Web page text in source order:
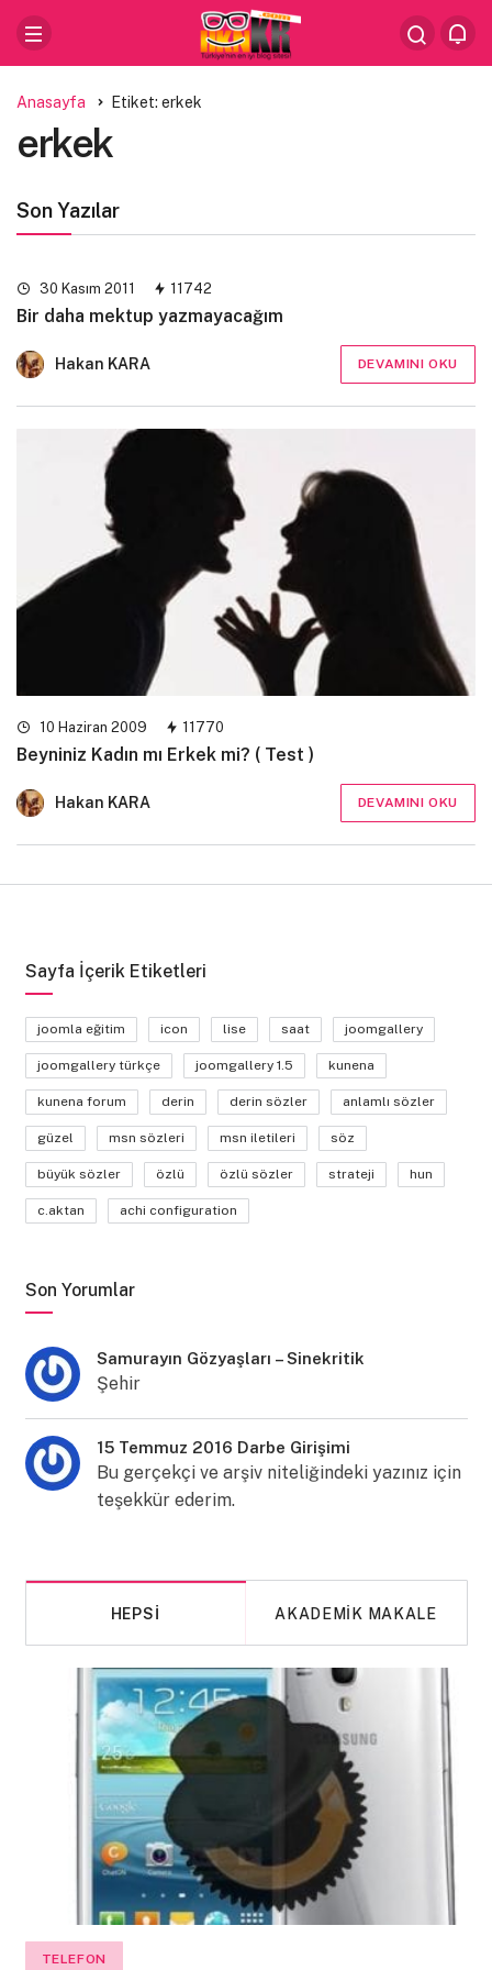
Anasayfa Etiket: erkek
erkek
Son Yazılar
30 Kasım 2011 11742
Bir daha mektup yazmayacağım
Hakan KARA DEVAMINI OKU
10 Haziran 2009 11770
Beyniniz Kadın mı Erkek mi? ( Test )
Hakan KARA DEVAMINI OKU
Sayfa İçerik Etiketleri
joomla eğitim icon lise saat joomgallery
joomgallery türkçe joomgallery 1.5 kunena
kunena forum derin derin sözler anlamlı sözler
güzel msn sözleri msn iletileri söz
büyük sözler özlü özlü sözler strateji hun
c.aktan achi configuration
Son Yorumlar
Samurayın Gözyaşları – Sinekritik
Şehir
15 Temmuz 2016 Darbe Girişimi
Bu gerçekçi ve arşiv niteliğindeki yazınız için
teşekkür ederim.
HEPSI AKADEMIK MAKALE
TELEFON